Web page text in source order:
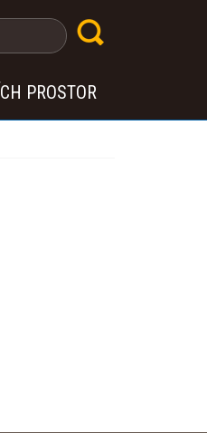
PROSTOR